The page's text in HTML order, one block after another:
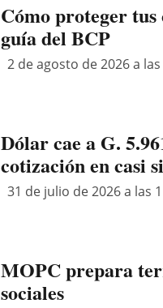
Cómo proteger tus
guía del BCP
2 de agosto de 2026 a las
Dólar cae a G.
cotización en casi
31 de julio de 2026 a las
MOPC prepara
sociales